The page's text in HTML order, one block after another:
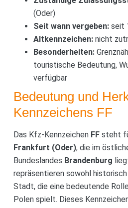
(Oder)
Seit wann vergeben:seit
Altkennzeichen:nicht
Besonderheiten:
touristische Bedeutung,
verfügbar
Bedeutung und
Kennzeichens FF
Das Kfz-Kennzeichen FFsteht
Frankfurt (Oder), die im
Bundeslandes Brandenburg
repräsentieren sowohl
Stadt, die eine bedeutende
Polen spielt. Dieses